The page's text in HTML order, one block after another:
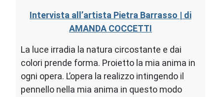
Intervista all’artista Pietra Barrasso | di
AMANDA COCCETTI
La luce irradia la natura circostante e dai
colori prende forma. Proietto la mia anima in
ogni opera. L’opera la realizzo intingendo il
pennello nella mia anima in questo modo